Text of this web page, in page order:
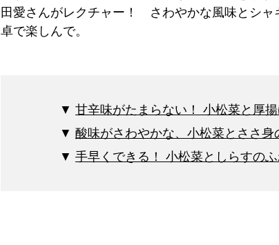
田愛さんがレクチャー！ さわやかな風味とシ
卓で楽しんで。
甘辛味がたまらない！ 小松菜と厚
酸味がさわやかな、小松菜とささ身
手早くできる！ 小松菜としらすの